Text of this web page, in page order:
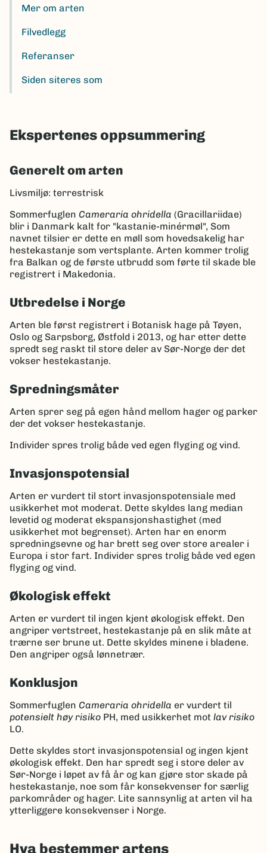
Mer om arten
Filvedlegg
Referanser
Siden siteres som
Ekspertenes oppsummering
Generelt om arten
Livsmiljø: terrestrisk
Sommerfuglen Cameraria ohridella (Gracillariidae)
blir i Danmark kalt for "kastanie-minérmøl", Som
navnet tilsier er dette en møll som hovedsakelig har
hestekastanje som vertsplante. Arten kommer trolig
fra Balkan og de første utbrudd som førte til skade ble
registrert i Makedonia.
Utbredelse i Norge
Arten ble først registrert i Botanisk hage på Tøyen,
Oslo og Sarpsborg, Østfold i 2013, og har etter dette
spredt seg raskt til store deler av Sør-Norge der det
vokser hestekastanje.
Spredningsmåter
Arten sprer seg på egen hånd mellom hager og parker
der det vokser hestekastanje.
Individer spres trolig både ved egen flyging og vind.
Invasjonspotensial
Arten er vurdert til stort invasjonspotensiale med
usikkerhet mot moderat. Dette skyldes lang median
levetid og moderat ekspansjonshastighet (med
usikkerhet mot begrenset). Arten har en enorm
spredningsevne og har brett seg over store arealer i
Europa i stor fart. Individer spres trolig både ved egen
flyging og vind.
Økologisk effekt
Arten er vurdert til ingen kjent økologisk effekt. Den
angriper vertstreet, hestekastanje på en slik måte at
trærne ser brune ut. Dette skyldes minene i bladene.
Den angriper også lønnetrær.
Konklusjon
Sommerfuglen Cameraria ohridella er vurdert til
potensielt høy risiko PH, med usikkerhet mot lav risiko
LO.
Dette skyldes stort invasjonspotensial og ingen kjent
økologisk effekt. Den har spredt seg i store deler av
Sør-Norge i løpet av få år og kan gjøre stor skade på
hestekastanje, noe som får konsekvenser for særlig
parkområder og hager. Lite sannsynlig at arten vil ha
ytterliggere konsekvenser i Norge.
Hva bestemmer artens